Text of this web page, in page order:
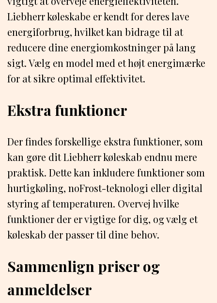
Liebherr køleskabe er kendt for deres lave
energiforbrug, hvilket kan bidrage til at
reducere dine energiomkostninger på lang
sigt. Vælg en model med et højt energimærke
for at sikre optimal effektivitet.
Ekstra funktioner
Der findes forskellige ekstra funktioner, som
kan gøre dit Liebherr køleskab endnu mere
praktisk. Dette kan inkludere funktioner som
hurtigkøling, noFrost-teknologi eller digital
styring af temperaturen. Overvej hvilke
funktioner der er vigtige for dig, og vælg et
køleskab der passer til dine behov.
Sammenlign priser og
anmeldelser